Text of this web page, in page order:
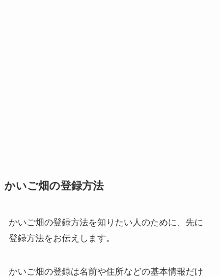
かいご畑の登録方法
かいご畑の登録方法を知りたい人のために、先に
登録方法をお伝えします。
かいご畑の登録は名前や住所などの基本情報だけ